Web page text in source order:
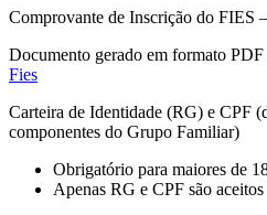
Comprovante de Inscrição do FIES
Documento gerado em formato
Fies
Carteira de Identidade (RG) e CPF
componentes do Grupo Familiar)
Obrigatório para maiores de
Apenas RG e CPF são